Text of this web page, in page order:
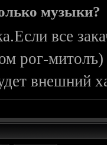
музыки?
все
рог-митолъ)
внешний